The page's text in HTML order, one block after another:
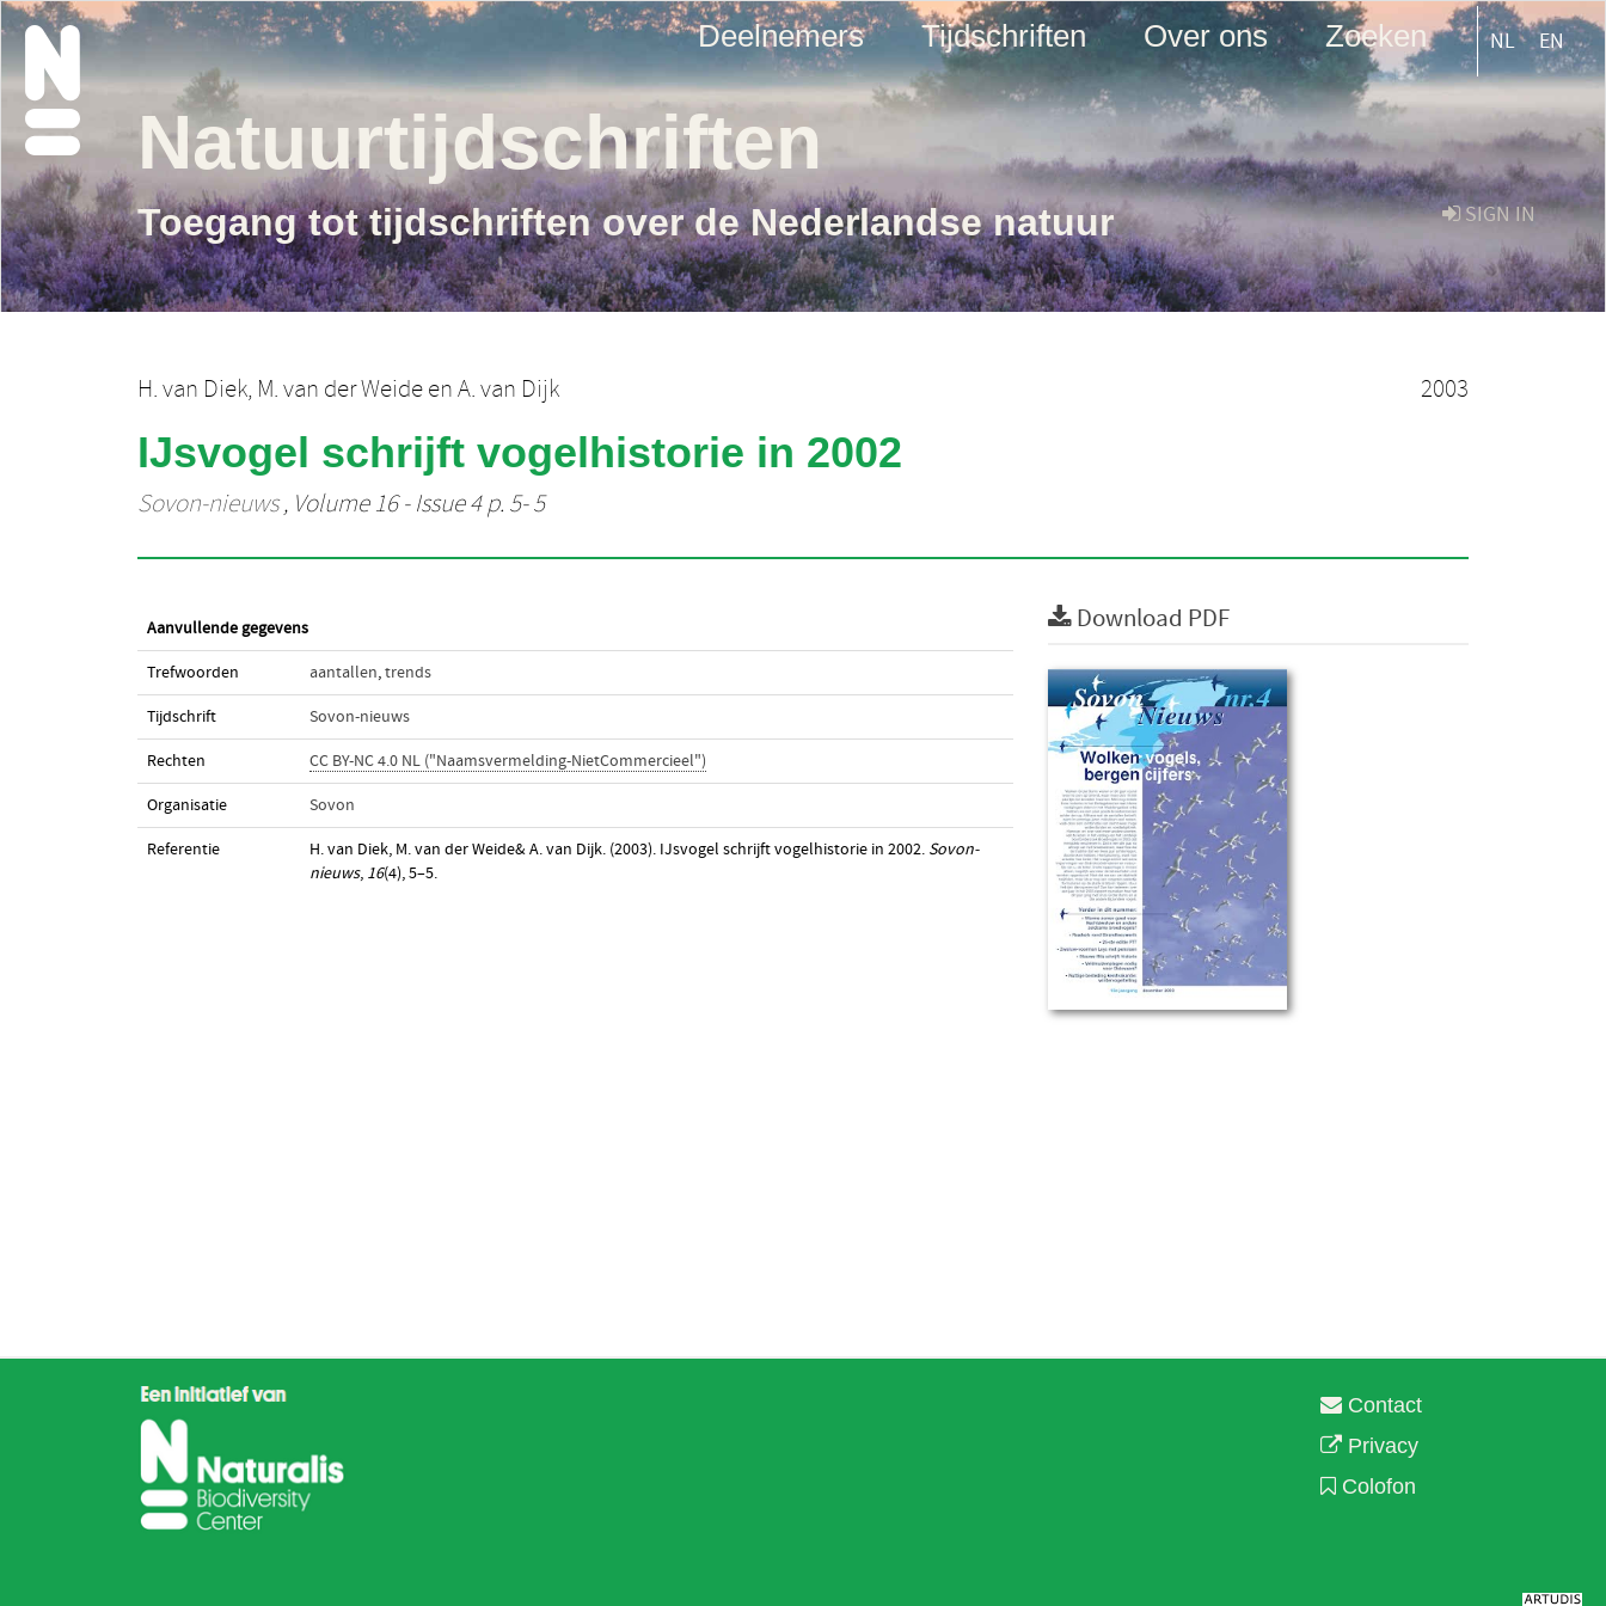
Deelnemers Tijdschriften Over ons Zoeken NL EN
SIGN IN
Natuurtijdschriften
Toegang tot tijdschriften over de Nederlandse natuur
H. van Diek, M. van der Weideen A. van Dijk 2003
IJsvogel schrijft vogelhistorie in 2002
Sovon-nieuws, Volume 16 - Issue 4 p. 5- 5
Aanvullende gegevens
Trefwoorden aantallen,trends
Tijdschrift Sovon-nieuws
Rechten CC BY-NC 4.0 NL ("Naamsvermelding-NietCommercieel")
Organisatie Sovon
Referentie H. van Diek, M. van der Weide& A. van Dijk. (2003). IJsvogel schrijft vogelhistorie in 2002. Sovon-
nieuws, 16(4), 5–5.
Download PDF
Contact
Privacy
Colofon